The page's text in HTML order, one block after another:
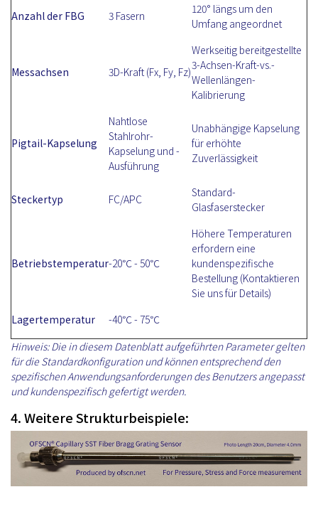
Anzahl der FBG 3 Fasern
120° längs um den
Umfang angeordnet
Messachsen 3D-Kraft (Fx, Fy, Fz)
Werkseitig bereitgestellte
3-Achsen-Kraft-vs.-
Wellenlängen-
Kalibrierung
Pigtail-Kapselung
Nahtlose
Stahlrohr-
Kapselung und -
Ausführung
Unabhängige Kapselung
für erhöhte
Zuverlässigkeit
Steckertyp FC/APC
Standard-
Glasfaserstecker
Betriebstemperatur-20℃ - 50℃
Höhere Temperaturen
erfordern eine
kundenspezifische
Bestellung (Kontaktieren
Sie uns für Details)
Lagertemperatur
-40℃ - 75℃
Hinweis: Die in diesem Datenblatt aufgeführten Parameter gelten
für die Standardkonfiguration und können entsprechend den
spezifischen Anwendungsanforderungen des Benutzers angepasst
und kundenspezifisch gefertigt werden.
4. Weitere Strukturbeispiele: